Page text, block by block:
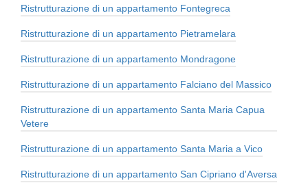
Ristrutturazione di un appartamento Fontegreca
Ristrutturazione di un appartamento Pietramelara
Ristrutturazione di un appartamento Mondragone
Ristrutturazione di un appartamento Falciano del Massico
Ristrutturazione di un appartamento Santa Maria Capua
Vetere
Ristrutturazione di un appartamento Santa Maria a Vico
Ristrutturazione di un appartamento San Cipriano d'Aversa